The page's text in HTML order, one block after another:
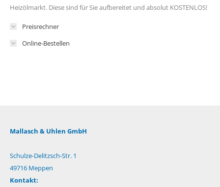
Heizölmarkt. Diese sind für Sie aufbereitet und absolut KOSTENLOS!
Preisrechner
Online-Bestellen
Mallasch & Uhlen GmbH
Schulze-Delitzsch-Str. 1
49716 Meppen
Kontakt: